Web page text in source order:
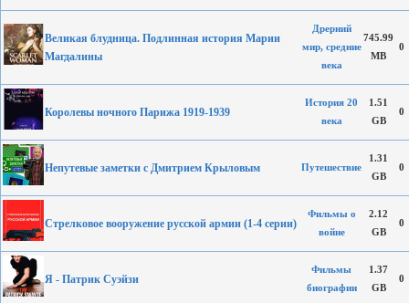
Великая блудница. Подлинная история Марии
Магдалины
Дрерний
мир, средние
века
745.99
MB
0
Королевы ночного Парижа 1919-1939
История 20
века
1.51
GB
0
Непутевые заметки с Дмитрием Крыловым Путешествие
1.31
GB
0
Стрелковое вооружение русской армии (1-4 серии)
Фильмы о
войне
2.12
GB
0
Я - Патрик Суэйзи
Фильмы
биографии
1.37
GB
0